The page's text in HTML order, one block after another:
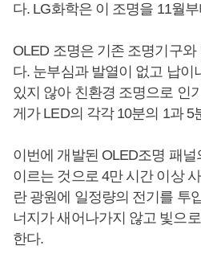
다. LG화학은 이 조명을 11월
OLED 조명은 기존 조명기구와
다. 눈부심과 발열이 없고 납이
있지 않아 친환경 조명으로 인
게가 LED의 각각 10분의 1과 5
이번에 개발된 OLED조명 패널
이르는 것으로 4만 시간 이상
란 광원에 일정량의 전기를 투
너지가 새어나가지 않고 빛으
한다.